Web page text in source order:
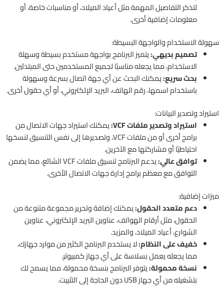
لتذكر التفاصيل المهمة مثل أعياد الميلاد، أو مناسبات خاصة، أو
معلومات إضافية أخرى.
سهولة الاستخدام والواجهة البسيطة:
تصميم بديهي:يتميز البرنامج بواجهة مستخدم بسيطة وسهلة
الاستخدام، مما يجعله مناسبًا لجميع المستخدمين حتى المبتدئين.
بحث سريع:يمكنك البحث عن أي جهة اتصال بسرعة وسهولة
باستخدام اسمها، رقم الهاتف، البريد الإلكتروني، أو أي حقول أخرى.
استيراد وتصدير البيانات:
استيراد وتصدير ملفات VCF:
يمكنك استيراد جهات الاتصال من
برامج أخرى أو من ملفات VCF، وتصديرها إلى نفس التنسيق لنسخها
احتياطيًا أو مشاركتها مع الآخرين.
توافق عالي:
يدعم البرنامج تنسيق ملفات VCF الشائع، مما يضمن
التوافق مع معظم برامج إدارة جهات الاتصال الأخرى.
ميزات إضافية:
دعم متعدد الحقول:يمكنك إضافة وتحرير مجموعة متنوعة من
الحقول، مثل أرقام الهواتف، عناوين البريد الإلكتروني، عناوين
الشوارع، أعياد الميلاد، والمزيد.
خفيف على النظام:لا يستخدم البرنامج الكثير من موارد جهازك،
مما يجعله يعمل بسلاسة على أي جهاز كمبيوتر.
نسخة محمولة:يتوفر البرنامج بنسخة محمولة، مما يسمح لك
بتشغيله من أي جهاز USB دون الحاجة إلى التثبيت.